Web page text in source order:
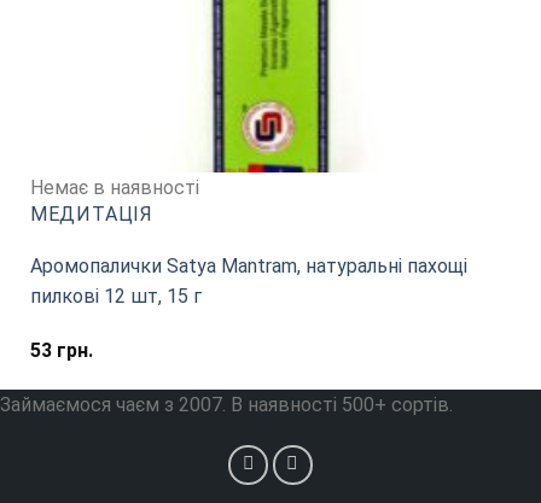
Немає в наявності
МЕДИТАЦІЯ
Аромопалички Satya Mantram, натуральні пахощі
пилкові 12 шт, 15 г
53грн.
Займаємося чаєм з 2007. В наявності 500+ сортів.